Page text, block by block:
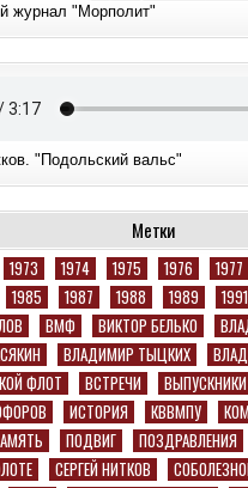
журнал "Морполит"
"Подольский вальс"
Метки
1973 1974 1975 1976 1977
1985 1987 1988 1989 1991
ВМФ ВИКТОР БЕЛЬКО
ВЛАДИМИР ТЫЦКИХ
ФЛОТ
ВСТРЕЧИ ВЫПУСКНИКИ
ИСТОРИЯ КВВМПУ
ПОДВИГ ПОЗДРАВЛЕНИЯ
СЕРГЕЙ НИТКОВ